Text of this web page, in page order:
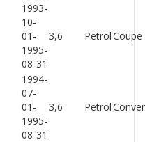
1993-
10-
01-
1995-
08-31
3,6 PetrolCoupe
1994-
07-
01-
1995-
08-31
3,6 Petrol